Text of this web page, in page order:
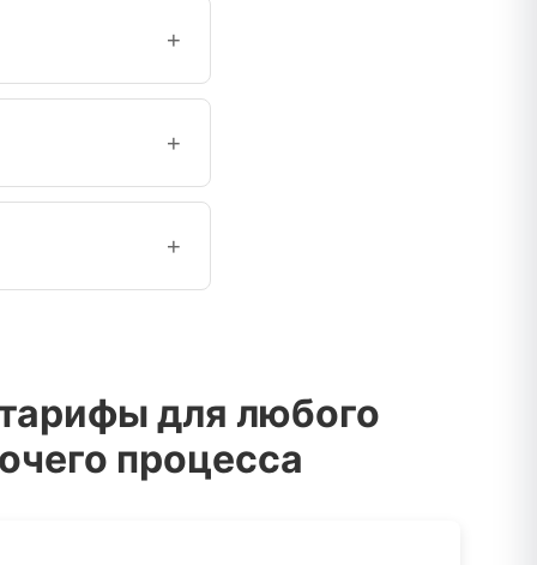
+
результат остаётся
+
и не используются
+
для любого
процесса